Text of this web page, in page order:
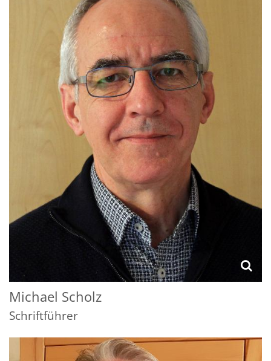
Michael Scholz
Schriftführer